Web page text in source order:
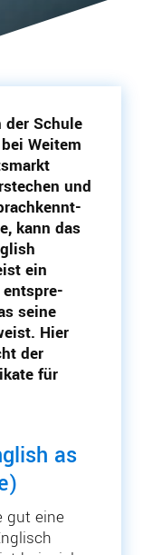
Schule
Weitem
und
kann das
ein
entspre­
seine
Hier
der
für
as
gut eine